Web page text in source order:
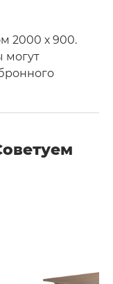
2000 х 900.
могут